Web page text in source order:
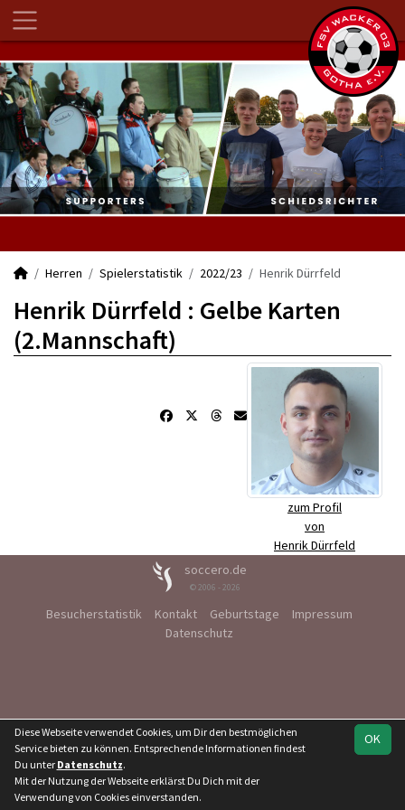
Herren Spielerstatistik 2022/23 Henrik Dürrfeld
Henrik Dürrfeld : Gelbe Karten
(2.Mannschaft)
zum Profil
von
Henrik Dürrfeld
soccero.de
© 2006 - 2026
Besucherstatistik Kontakt Geburtstage
Impressum
Datenschutz
OK
Diese Webseite verwendet Cookies, um Dir den bestmöglichen
Service bieten zu können. Entsprechende Informationen findest
Du unter Datenschutz.
Mit der Nutzung der Webseite erklärst Du Dich mit der
Verwendung von Cookies einverstanden.